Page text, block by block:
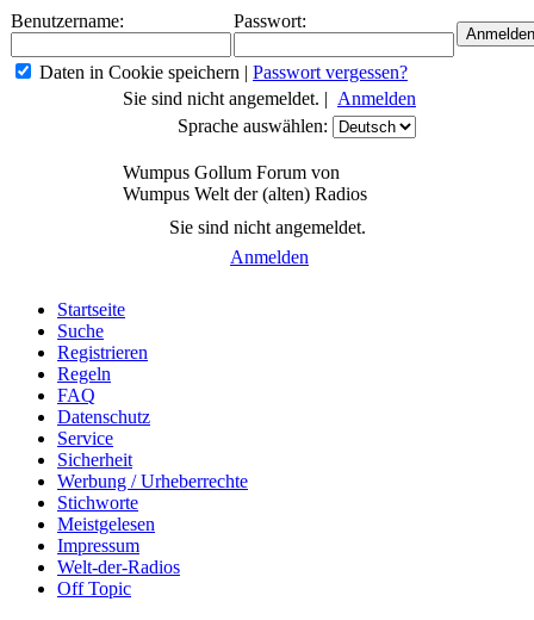
Benutzername: Passwort:
Daten in Cookie speichern | Passwort vergessen?
Sie sind nicht angemeldet. | Anmelden
Sprache auswählen:
Wumpus Gollum Forum von
Wumpus Welt der (alten) Radios
Sie sind nicht angemeldet.
Anmelden
Startseite
Suche
Registrieren
Regeln
FAQ
Datenschutz
Service
Sicherheit
Werbung / Urheberrechte
Stichworte
Meistgelesen
Impressum
Welt-der-Radios
Off Topic